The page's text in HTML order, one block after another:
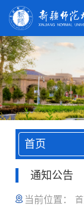
首页
通知公告
当前位置：